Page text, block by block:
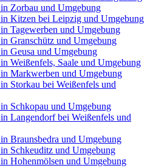
Zorbau und Umgebung
Kitzen bei Leipzig und Umgebung
Tagewerben und Umgebung
Granschütz und Umgebung
Geusa und Umgebung
Weißenfels, Saale und Umgebung
Markwerben und Umgebung
Storkau bei Weißenfels und
Schkopau und Umgebung
Langendorf bei Weißenfels und
Braunsbedra und Umgebung
Schkeuditz und Umgebung
Hohenmölsen und Umgebung